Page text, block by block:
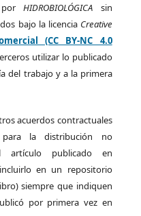
porHIDROBIOLÓGICA sin
bajo la licencia Creative
(CC BY-NC 4.0
utilizar lo publicado
del trabajo y a la primera
acuerdos contractuales
para la distribución no
publicado en
en un repositorio
siempre que indiquen
por primera vez en